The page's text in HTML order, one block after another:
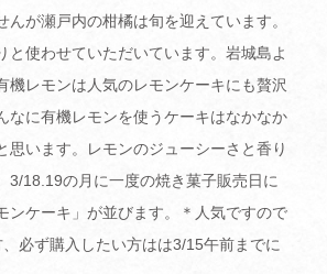
んが瀬戸内の柑橘は旬を迎えています。
と使わせていただいています。岩城島よ
機レモンは人気のレモンケーキにも贅沢
なに有機レモンを使うケーキはなかなか
思います。レモンのジューシーさと香り
18.19の月に一度の焼き菓子販売日に
ンケーキ」が並びます。＊人気ですので
必ず購入したい方はは3/15午前までに